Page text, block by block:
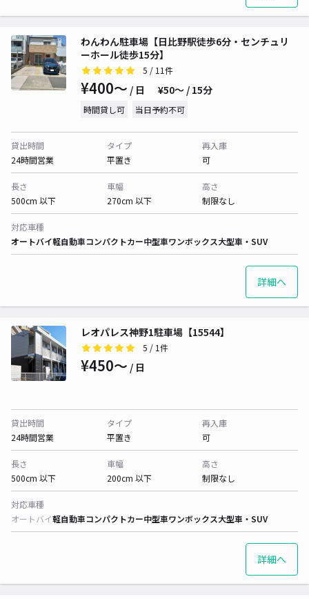
わんわん駐車場【日比野駅徒歩6分・センチュリ
ーホール徒歩15分】
5 / 11件
¥400〜 / 日 ¥50〜 / 15分
時間貸し可 当日予約不可
貸出時間
24時間営業
タイプ
平置き
再入庫
可
長さ
500cm 以下
車幅
270cm 以下
高さ
制限なし
対応車種
オートバイ軽自動車コンパクトカー中型車ワンボックス大型車・SUV
詳細へ
レオパレス神野1駐車場【15544】
5 / 1件
¥450〜 / 日
貸出時間
24時間営業
タイプ
平置き
再入庫
可
長さ
500cm 以下
車幅
200cm 以下
高さ
制限なし
対応車種
オートバイ軽自動車コンパクトカー中型車ワンボックス大型車・SUV
詳細へ